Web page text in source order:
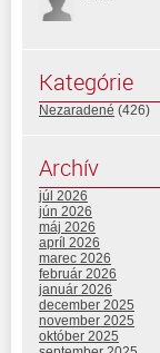
Kategórie
Nezaradené (426)
Archív
júl 2026
jún 2026
máj 2026
apríl 2026
marec 2026
február 2026
január 2026
december 2025
november 2025
október 2025